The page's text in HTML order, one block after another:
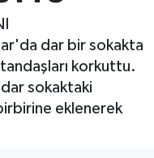
dar bir sokakta
korkuttu.
sokaktaki
eklenerek